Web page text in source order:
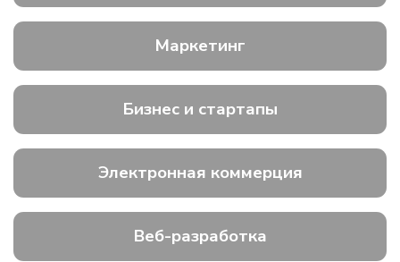
Маркетинг
Бизнес и стартапы
Электронная коммерция
Веб-разработка